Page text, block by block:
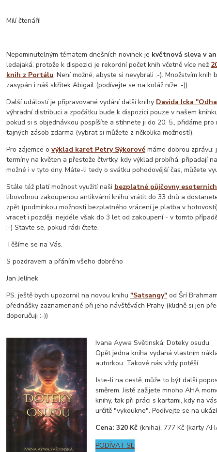
Milí čtenáři!
Nepominutelným tématem dnešních novinek je květnová sleva v
ledajaká, protože k dispozici je rekordní počet knih včetně více než
knih z Portálu. Není možné, abyste si nevybrali :-). Množstvím knih
zasypán i náš skřítek Abigail (podívejte se na koláž níže :-)).
Další událostí je připravované vydání další knihy Davida Icka
výhradní distribuci a zpočátku bude k dispozici pouze v našem
pokud si s objednávkou pospíšíte a stihnete ji do 20. 5., přidáme
tajných zásob zdarma (vybrat si můžete z několika možností).
Pro zájemce ovýklad karet Petry Sýkorové máme dobrou zprávu:
termíny na květen a přestože čtvrtky, kdy výklad probíhá, připadají
možné i v tyto dny. Máte-li tedy o svátku pohodovější čas, můžete
Stále též platí možnost využití naši bezplatné půjčovny
libovolnou zakoupenou antikvární knihu vrátit do 33 dnů a
zpět (podmínkou možnosti bezplatného vrácení je platba v
vracet i později, nejdéle však do 3 let od zakoupení - v tomto
:-) Stavte se, pokud rádi čtete.
Těšíme se na Vás.
S pozdravem a přáním všeho dobrého
Jan Jelínek
PS. ještě bych upozornil na novou knihu"Satsangy" od Šrí
přednášky zaznamenané při jeho návštěvách Prahy (klidně si jen
doporučuji :-))
Ivana Aywa Světinská: Doteky osudu
Opět jedna kniha vydaná vlastním
autorkou. Takové nás vždy potěší.
Jste-li na cestě, může to být další
směrem. Jistě zažijete mnoho AHA
knihy, tak při práci s kartami, kdy na
určitě "vykoukne". Podívejte se na
Cena: 320 Kč (kniha), 777 Kč (karty
PODÍVAT SE